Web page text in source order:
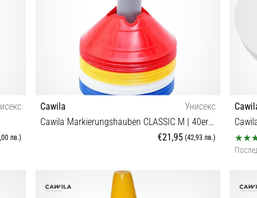
лв.)
Cawila
Унисекс
Cawila Markierungshauben CLASSIC M | 40er Halter
€21,95 (42,93 лв.)
Универсален размер